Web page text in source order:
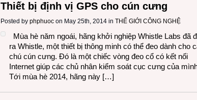
Thiết bị định vị GPS cho cún cưng
Posted by phphuoc on May 25th, 2014 in THẾ GIỚI CÔNG NGHỆ
Mùa hè năm ngoái, hãng khởi nghiệp Whistle Labs đã
ra Whistle, một thiết bị thông minh có thể đeo dành cho
chú cún cưng. Đó là một chiếc vòng đeo cổ có kết nối
Internet giúp các chủ nhân kiểm soát cục cưng của
Tới mùa hè 2014, hãng này […]